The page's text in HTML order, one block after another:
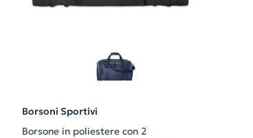
Borsoni Sportivi
Borsone in poliestere con 2